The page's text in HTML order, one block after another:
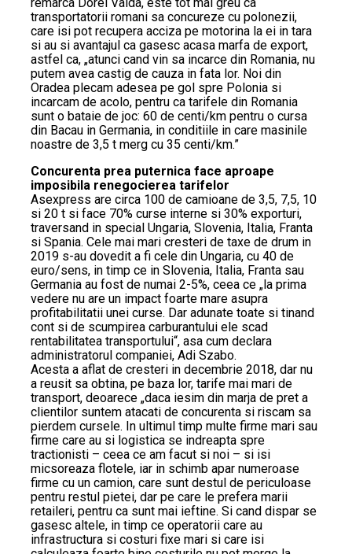
transportatorii romani sa concureze cu polonezii,
care isi pot recupera acciza pe motorina la ei in tara
si au si avantajul ca gasesc acasa marfa de export,
astfel ca, „atunci cand vin sa incarce din Romania, nu
putem avea castig de cauza in fata lor. Noi din
Oradea plecam adesea pe gol spre Polonia si
incarcam de acolo, pentru ca tarifele din Romania
sunt o bataie de joc: 60 de centi/km pentru o cursa
din Bacau in Germania, in conditiile in care masinile
noastre de 3,5 t merg cu 35 centi/km.”
Concurenta prea puternica face aproape
imposibila renegocierea tarifelor
Asexpress are circa 100 de camioane de 3,5, 7,5, 10
si 20 t si face 70% curse interne si 30% exporturi,
traversand in special Ungaria, Slovenia, Italia, Franta
si Spania. Cele mai mari cresteri de taxe de drum in
2019 s-au dovedit a fi cele din Ungaria, cu 40 de
euro/sens, in timp ce in Slovenia, Italia, Franta sau
Germania au fost de numai 2-5%, ceea ce „la prima
vedere nu are un impact foarte mare asupra
profitabilitatii unei curse. Dar adunate toate si tinand
cont si de scumpirea carburantului ele scad
rentabilitatea transportului“, asa cum declara
administratorul companiei, Adi Szabo.
Acesta a aflat de cresteri in decembrie 2018, dar nu
a reusit sa obtina, pe baza lor, tarife mai mari de
transport, deoarece „daca iesim din marja de pret a
clientilor suntem atacati de concurenta si riscam sa
pierdem cursele. In ultimul timp multe firme mari sau
firme care au si logistica se indreapta spre
tractionisti – ceea ce am facut si noi – si isi
micsoreaza flotele, iar in schimb apar numeroase
firme cu un camion, care sunt destul de periculoase
pentru restul pietei, dar pe care le prefera marii
retaileri, pentru ca sunt mai ieftine. Si cand dispar se
gasesc altele, in timp ce operatorii care au
infrastructura si costuri fixe mari si care isi